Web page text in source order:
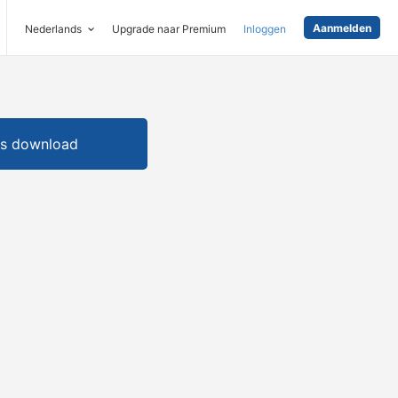
Nederlands Upgrade naar Premium Inloggen Aanmelden
download